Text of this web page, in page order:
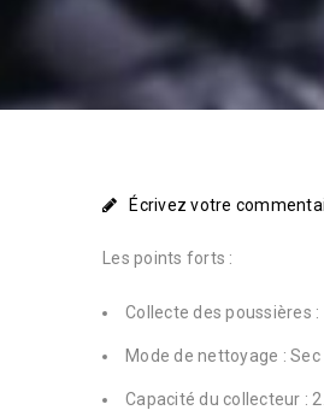
Écrivez votre
Les points forts :
Collecte des poussières :
Mode de nettoyage : Sec
Capacité du collecteur :